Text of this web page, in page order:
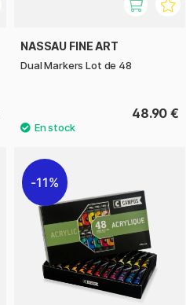
NASSAU FINE ART
Dual Markers Lot de 48
48.90 €
11%